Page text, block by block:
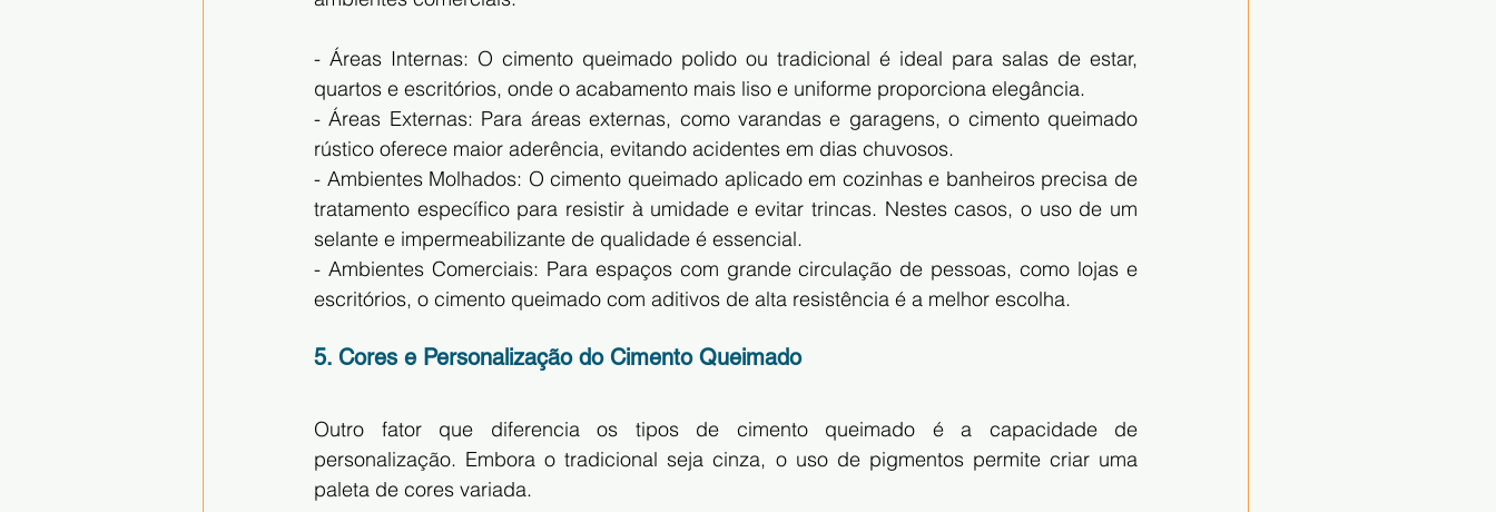
- Áreas Internas: O cimento queimado polido ou tradicional é ideal para salas de estar,
quartos e escritórios, onde o acabamento mais liso e uniforme proporciona elegância.
- Áreas Externas: Para áreas externas, como varandas e garagens, o cimento queimado
rústico oferece maior aderência, evitando acidentes em dias chuvosos.
- Ambientes Molhados: O cimento queimado aplicado em cozinhas e banheiros precisa de
tratamento específico para resistir à umidade e evitar trincas. Nestes casos, o uso de um
selante e impermeabilizante de qualidade é essencial.
- Ambientes Comerciais: Para espaços com grande circulação de pessoas, como lojas e
escritórios, o cimento queimado com aditivos de alta resistência é a melhor escolha.
5. Cores e Personalização do Cimento Queimado
Outro fator que diferencia os tipos de cimento queimado é a capacidade de
personalização. Embora o tradicional seja cinza, o uso de pigmentos permite criar uma
paleta de cores variada.